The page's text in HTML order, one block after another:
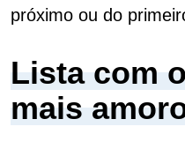
próximo ou do
Lista com
mais